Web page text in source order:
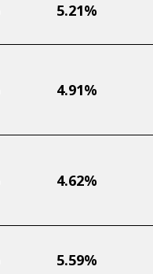
5.21%
4.91%
4.62%
5.59%